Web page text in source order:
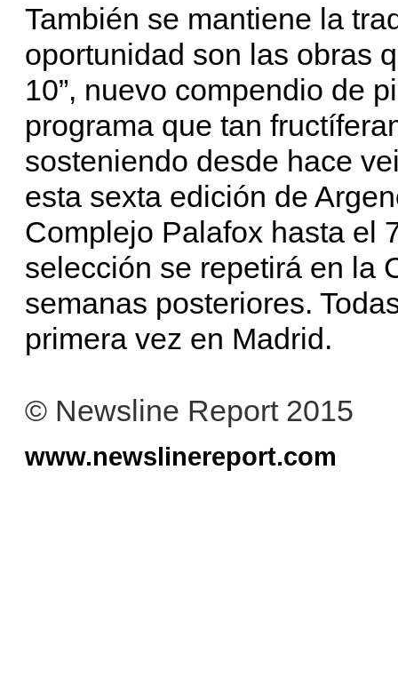
También se mantiene la
oportunidad son las obras
10”, nuevo compendio de
programa que tan
sosteniendo desde hace
esta sexta edición de
Complejo Palafox hasta el
selección se repetirá en la
semanas posteriores.
primera vez en Madrid.
© Newsline Report 2015
www.newslinereport.com